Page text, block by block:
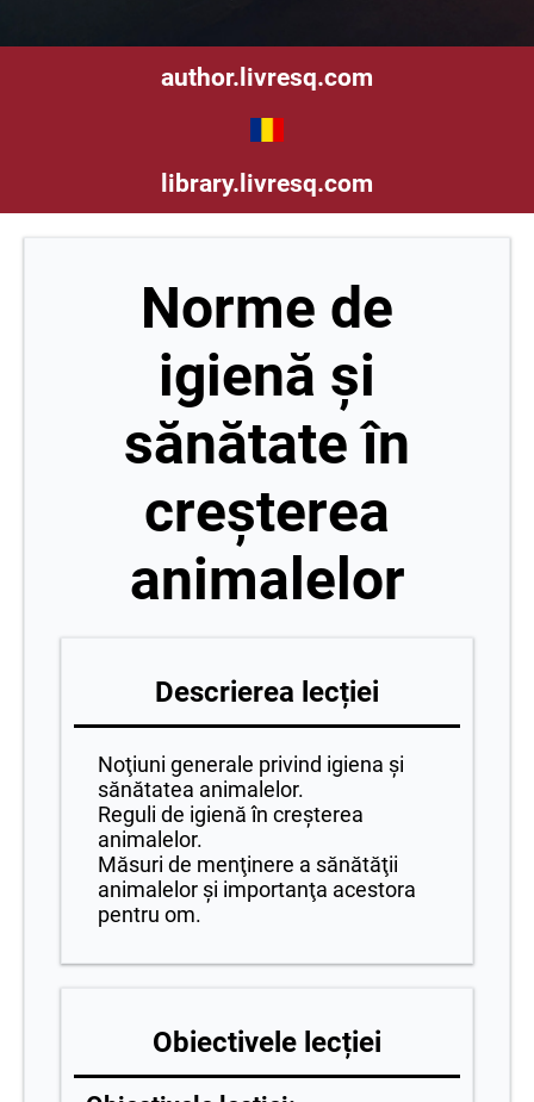
author.livresq.com
library.livresq.com
Norme de
igienă şi
sănătate în
creşterea
animalelor
Descrierea lecției
Noţiuni generale privind igiena şi
sănătatea animalelor.
Reguli de igienă în creşterea
animalelor.
Măsuri de menţinere a sănătăţii
animalelor şi importanţa acestora
pentru om.
Obiectivele lecției